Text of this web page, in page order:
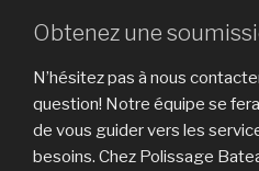
Obtenez une
N’hésitez pas à nous
question! Notre équipe se
de vous guider vers les
besoins. Chez Polissage